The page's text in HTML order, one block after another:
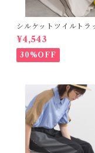
シルケットツイルトラ
ャンパースカート
【restock】 (残りわず
¥4,543
30%OFF